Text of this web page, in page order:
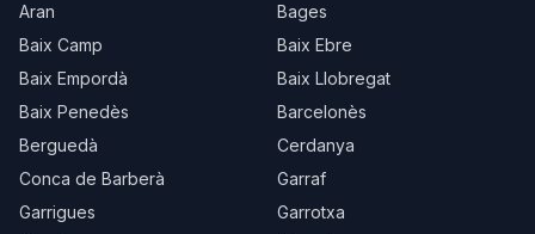
Aran
Bages
Baix Camp
Baix Ebre
Baix Empordà
Baix Llobregat
Baix Penedès
Barcelonès
Berguedà
Cerdanya
Conca de Barberà
Garraf
Garrigues
Garrotxa